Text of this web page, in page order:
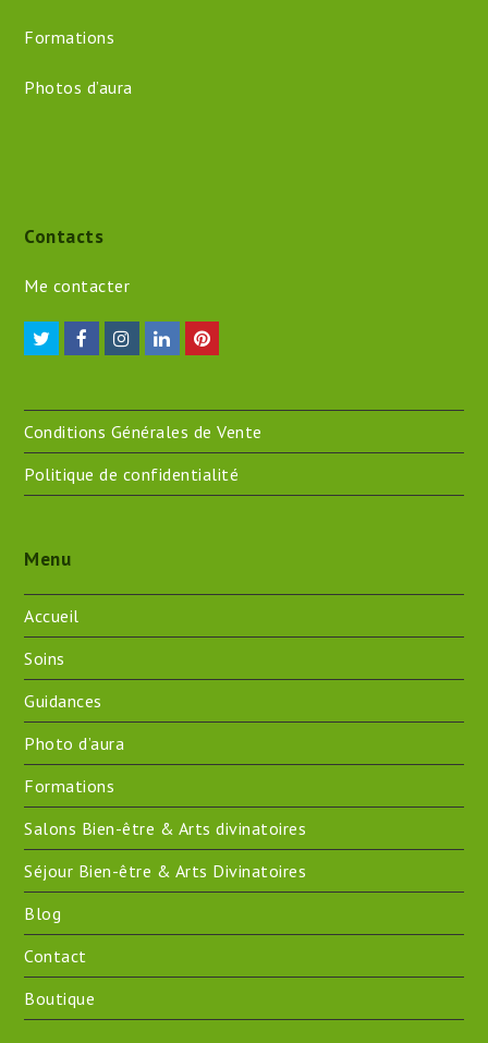
Formations
Photos d’aura
Contacts
Me contacter
TwitterFacebookInstagram
LinkedInPinterest
Conditions Générales de Vente
Politique de confidentialité
Menu
Accueil
Soins
Guidances
Photo d’aura
Formations
Salons Bien-être & Arts divinatoires
Séjour Bien-être & Arts Divinatoires
Blog
Contact
Boutique